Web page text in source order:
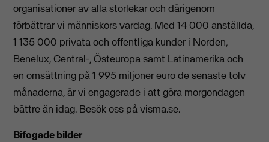
organisationer av alla storlekar och därigenom
förbättrar vi människors vardag. Med 14 000 anställda,
1 135 000 privata och offentliga kunder i Norden,
Benelux, Central-, Östeuropa samt Latinamerika och
en omsättning på 1 995 miljoner euro de senaste tolv
månaderna, är vi engagerade i att göra morgondagen
bättre än idag. Besök oss på visma.se.
Bifogade bilder